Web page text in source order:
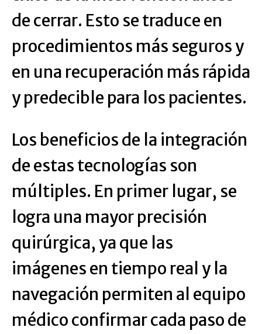
de cerrar. Esto se traduce en
procedimientos más seguros y
en una recuperación más rápida
y predecible para los pacientes.
Los beneficios de la integración
de estas tecnologías son
múltiples. En primer lugar, se
logra una mayor precisión
quirúrgica, ya que las
imágenes en tiempo real y la
navegación permiten al equipo
médico confirmar cada paso de